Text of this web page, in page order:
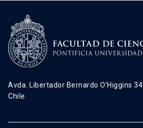
Avda. Libertador Bernardo O’Higgins
Chile